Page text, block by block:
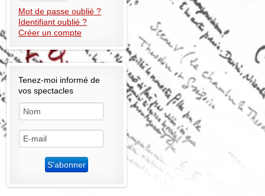
Mot de passe oublié ?
Identifiant oublié ?
Créer un compte
Tenez-moi informé de
vos spectacles